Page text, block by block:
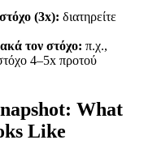
(3x): διατηρείτε
τον στόχο: π.χ.,
4–5x προτού
What
Like